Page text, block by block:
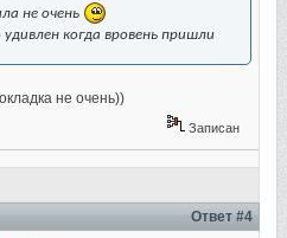
не очень
удивлен когда вровень пришли
не очень))
Записан
Ответ #4